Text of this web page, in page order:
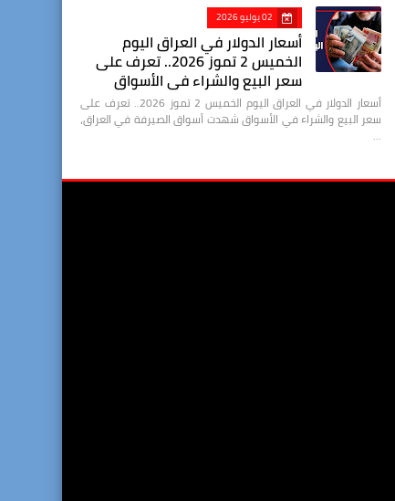
02 يوليو 2026
أسعار الدولار في العراق اليوم
الخميس 2 تموز 2026.. تعرف على
سعر البيع والشراء في الأسواق
أسعار الدولار في العراق اليوم الخميس 2 تموز 2026.. تعرف على
سعر البيع والشراء في الأسواق شهدت أسواق الصيرفة في العراق،
…